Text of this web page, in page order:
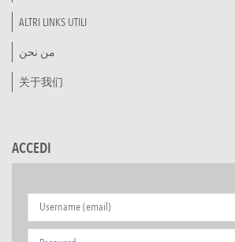
ALTRI LINKS UTILI
من نحن
关于我们
ACCEDI